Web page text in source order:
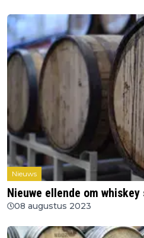
Nieuws
Nieuwe ellende om
08 augustus 2023